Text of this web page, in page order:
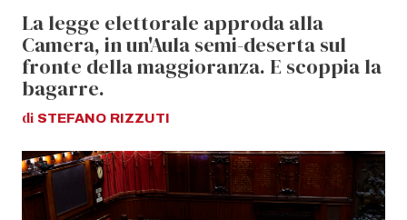
La legge elettorale approda alla
Camera, in un'Aula semi-deserta sul
fronte della maggioranza. E scoppia la
bagarre.
di STEFANO RIZZUTI